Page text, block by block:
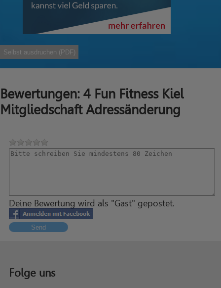
Selbst ausdruchen (PDF)
Bewertungen: 4 Fun Fitness Kiel
Mitgliedschaft Adressänderung
Deine Bewertung wird als "Gast" gepostet.
Send
Folge uns